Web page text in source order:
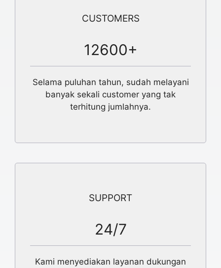
CUSTOMERS
12600+
Selama puluhan tahun, sudah melayani
banyak sekali customer yang tak
terhitung jumlahnya.
SUPPORT
24/7
Kami menyediakan layanan dukungan